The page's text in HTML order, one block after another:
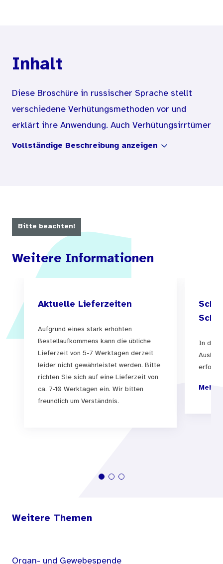
Inhalt
Diese Broschüre in russischer Sprache stellt
verschiedene Verhütungsmethoden vor und
erklärt ihre Anwendung. Auch Verhütungsirrtümer
werden thematisiert.
Vollständige Beschreibung anzeigen
Bitte beachten!
Weitere Informationen
Aktuelle Lieferzeiten
Aufgrund eines stark erhöhten
Bestellaufkommens kann die übliche
Lieferzeit von 5-7 Werktagen derzeit
leider nicht gewährleistet werden. Bitte
richten Sie sich auf eine Lieferzeit von
ca. 7-10 Werktagen ein. Wir bitten
freundlich um Verständnis.
In der
Mehr
Weitere Themen
Organ- und Gewebespende